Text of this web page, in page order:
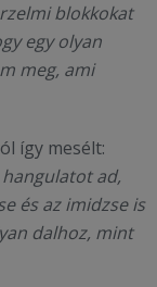
blokkokat
egy olyan
meg, ami
így mesélt:
ad,
és az imidzse is
dalhoz, mint